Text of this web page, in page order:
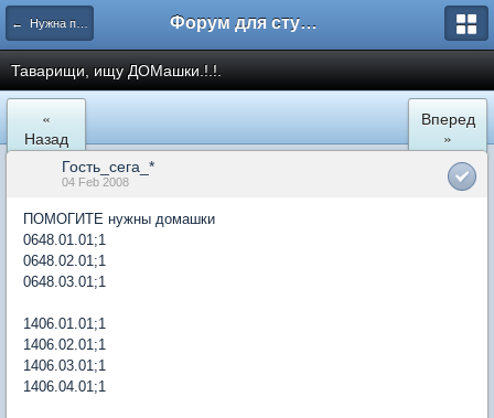
← Нужна помощь Форум для студента СГА
Таварищи, ищу ДОМашки.!.!.
«
Назад
Вперед
»
Гость_сега_*
04 Feb 2008
ПОМОГИТЕ нужны домашки
0648.01.01;1
0648.02.01;1
0648.03.01;1
1406.01.01;1
1406.02.01;1
1406.03.01;1
1406.04.01;1